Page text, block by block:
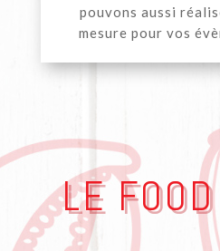
pouvons aussi
mesure pour vos
LE